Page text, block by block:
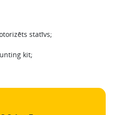
statīvs;
kit;